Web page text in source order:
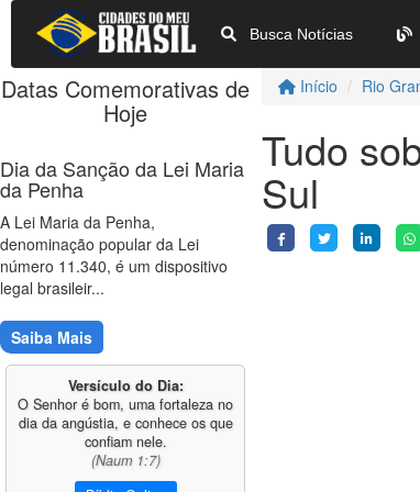
Busca Notícias
Início Rio
Tudo
Sul
Datas Comemorativas de
Hoje
Dia da Sanção da Lei Maria
da Penha
A Lei Maria da Penha,
denominação popular da Lei
número 11.340, é um dispositivo
legal brasileir...
Saiba Mais
Versículo do Dia:
O Senhor é bom, uma fortaleza no
dia da angústia, e conhece os que
confiam nele.
(Naum 1:7)